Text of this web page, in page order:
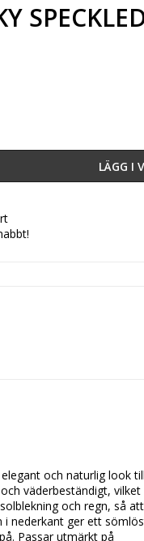
LÄGG I
och naturlig look
väderbeständigt,
och regn, så
i nederkant ger ett
Passar utmärkt på